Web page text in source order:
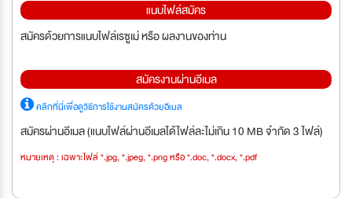
แนบไฟล์สมัคร
สมัครด้วยการแนบไฟล์เรซูเม่ หรือ ผลงานของท่าน
สมัครงานผ่านอีเมล
คลิกที่นี่เพื่อดูวิธีการใช้งานสมัครด้วยอีเมล
สมัครผ่านอีเมล (แนบไฟล์ผ่านอีเมลได้ไฟล์ละไม่เกิน 10 MB จำกัด 3 ไฟล์)
หมายเหตุ : เฉพาะไฟล์ *.jpg, *.jpeg, *.png หรือ *.doc, *.docx, *.pdf